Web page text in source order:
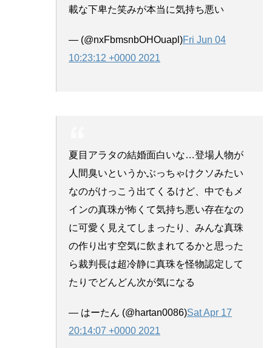
載な下卑た笑みが本当に気持ち悪い
— (@nxFbmsnbOHOuapl)Fri Jun 04
10:23:12 +0000 2021
夏目アラタの結婚面白いな…登場人物が
人間臭いというかぶっちゃけクソみたい
なのがけっこう出てくるけど、中でもメ
インの真珠が怖くて気持ち悪い存在なの
に可愛く見えてしまったり、みんな真珠
の作り出す空気に飲まれてるかと思った
ら裁判長は超冷静に真珠を怪物認定して
たりでどんどん次が気になる
— はーたん (@hartan0086)Sat Apr 17
20:14:07 +0000 2021